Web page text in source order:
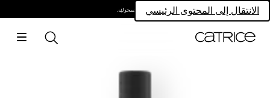
الانتقال إلى المحتوى الرئيسيامتلكي سحركِ.